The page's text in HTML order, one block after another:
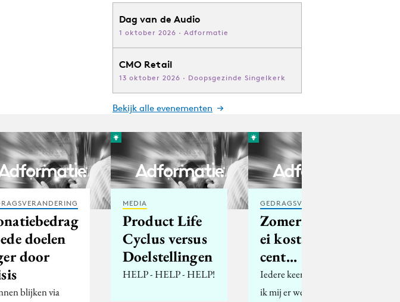
Dag van de Audio
1 oktober 2026 · Adformatie
CMO Retail
13 oktober 2026 · Doopsgezinde Singelkerk
Bekijk alle evenementen
doelen
door
blijken via
MEDIA
Product Life
Cyclus versus
Doelstellingen
HELP - HELP - HELP!
GEDRAGSVERANDERING
ZomerMol: 1
ei kost 13
cent...
Iedere keer verwonder
ik mij er weer over; het